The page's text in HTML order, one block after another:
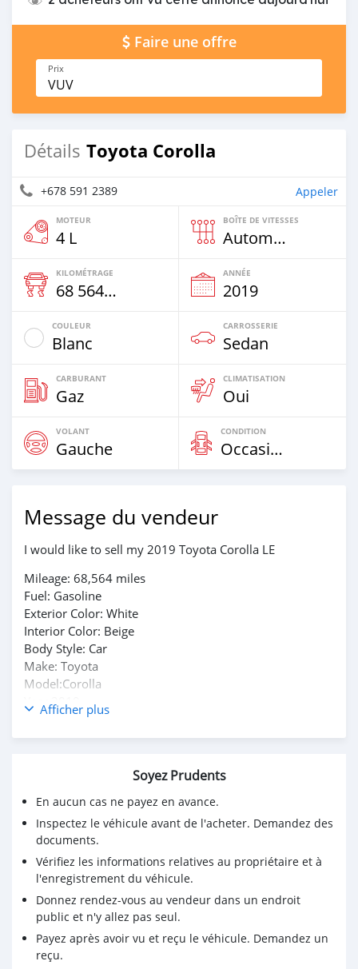
Faire une offre
Prix
VUV
Détails Toyota Corolla
+678 591 2389 Appeler
MOTEUR
4 L
BOÎTE DE VITESSES
Automatique
KILOMÉTRAGE
68 564 Km
ANNÉE
2019
COULEUR
Blanc
CARROSSERIE
Sedan
CARBURANT
Gaz
CLIMATISATION
Oui
VOLANT
Gauche
CONDITION
Occasion
Message du vendeur
I would like to sell my 2019 Toyota Corolla LE
Mileage: 68,564 miles
Fuel: Gasoline​​
Exterior Color: White
Interior Color: Beige
Body Style: Car
Make: Toyota
Model:Corolla
Year:2019
Spotless clean interiors, A/C is in perfect condition
Very reasonable price and I am the only user
Name : Rolland Godbolt
Email : Rollandgodbolt@gmail.com
Whatsapp Number: +447342406991
Afficher plus
Soyez Prudents
En aucun cas ne payez en avance.
Inspectez le véhicule avant de l'acheter. Demandez des
documents.
Vérifiez les informations relatives au propriétaire et à
l'enregistrement du véhicule.
Donnez rendez-vous au vendeur dans un endroit
public et n'y allez pas seul.
Payez après avoir vu et reçu le véhicule. Demandez un
reçu.